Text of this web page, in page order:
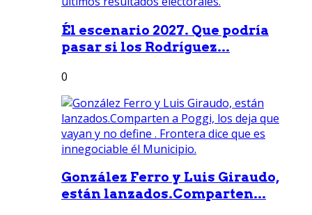
Él escenario 2027. Que podría
pasar si los Rodríguez...
0
González Ferro y Luis Giraudo,
están lanzados.Comparten...